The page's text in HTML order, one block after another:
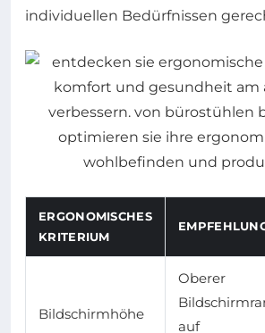
individuellen Bedürfnissen
ERGONOMISCHES
KRITERIUM
Bildschirmhöhe
Oberer
auf